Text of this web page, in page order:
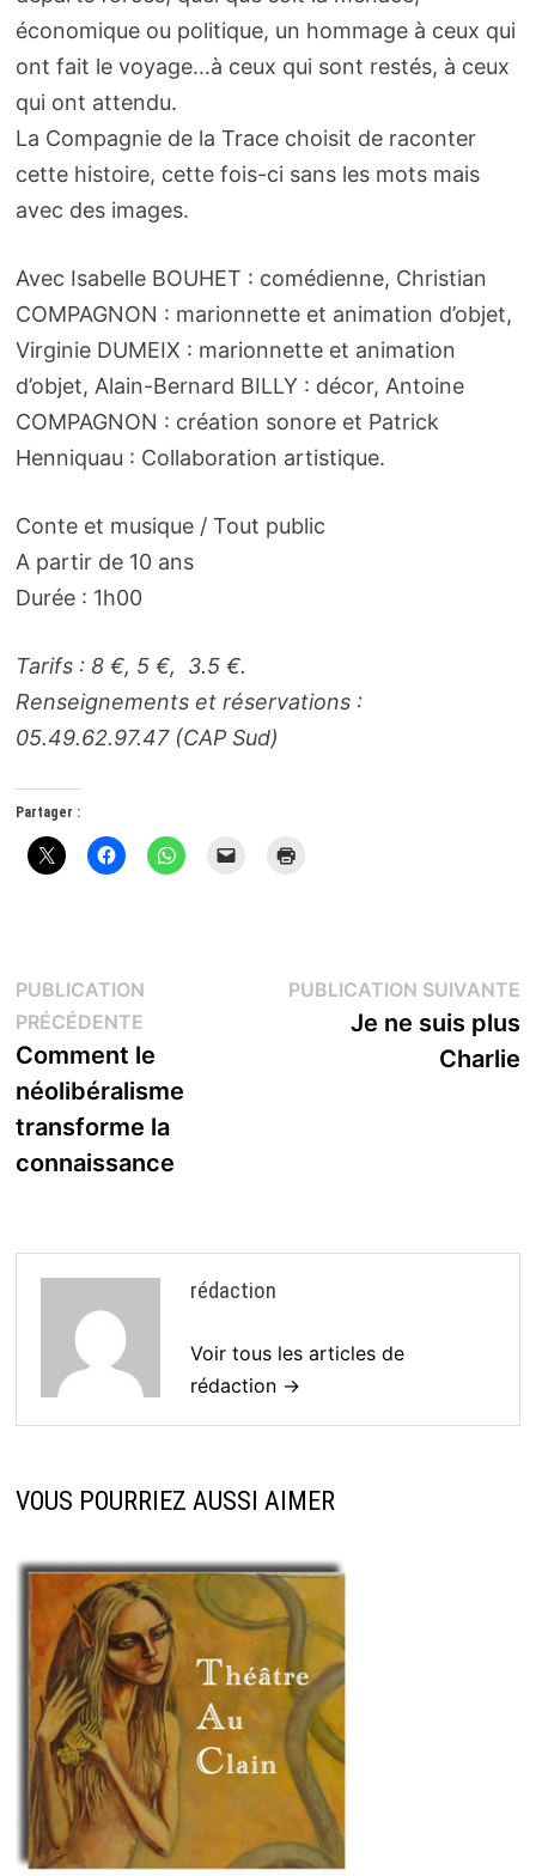
économique ou politique, un hommage à ceux qui
ont fait le voyage…à ceux qui sont restés, à ceux
qui ont attendu.
La Compagnie de la Trace choisit de raconter
cette histoire, cette fois-ci sans les mots mais
avec des images.
Avec Isabelle BOUHET : comédienne, Christian
COMPAGNON : marionnette et animation d’objet,
Virginie DUMEIX : marionnette et animation
d’objet, Alain-Bernard BILLY : décor, Antoine
COMPAGNON : création sonore et Patrick
Henniquau : Collaboration artistique.
Conte et musique / Tout public
A partir de 10 ans
Durée : 1h00
Tarifs : 8 €, 5 €, 3.5 €.
Renseignements et réservations :
05.49.62.97.47 (CAP Sud)
Partager :
Navigation
de
l’article
PUBLICATION
PRÉCÉDENTEPublication
précédente :
Comment le
néolibéralisme
transforme la
connaissance
PUBLICATION SUIVANTE
Je ne suis plus
Charlie
rédaction
Voir tous les articles de
rédaction →
VOUS POURRIEZ AUSSI AIMER